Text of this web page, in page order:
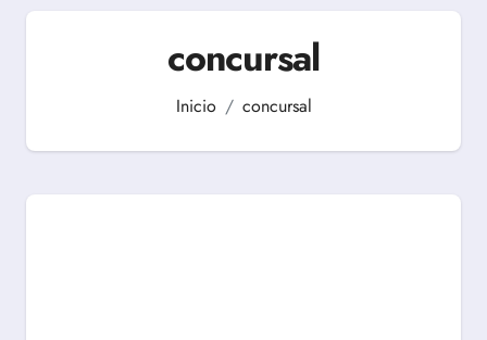
concursal
Inicio concursal